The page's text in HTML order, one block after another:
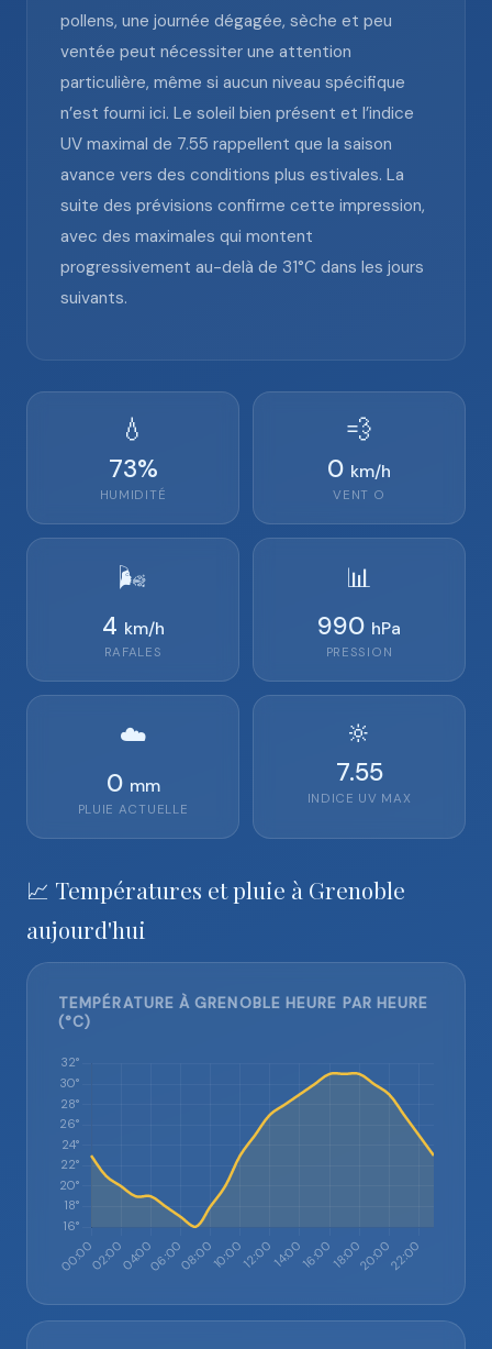
pollens, une journée dégagée, sèche et peu
ventée peut nécessiter une attention
particulière, même si aucun niveau spécifique
n’est fourni ici. Le soleil bien présent et l’indice
UV maximal de 7.55 rappellent que la saison
avance vers des conditions plus estivales. La
suite des prévisions confirme cette impression,
avec des maximales qui montent
progressivement au-delà de 31°C dans les jours
suivants.
💧
73%
HUMIDITÉ
💨
0 km/h
VENT O
🌬️
4 km/h
RAFALES
📊
990 hPa
PRESSION
☁️
0 mm
PLUIE ACTUELLE
🔆
7.55
INDICE UV MAX
📈 Températures et pluie à Grenoble
aujourd'hui
TEMPÉRATURE À GRENOBLE HEURE PAR HEURE
(°C)